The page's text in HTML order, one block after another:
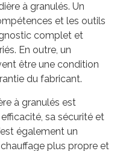
à granulés. Un
et les outils
complet et
En outre, un
être une condition
du fabricant.
à granulés est
sa sécurité et
également un
plus propre et